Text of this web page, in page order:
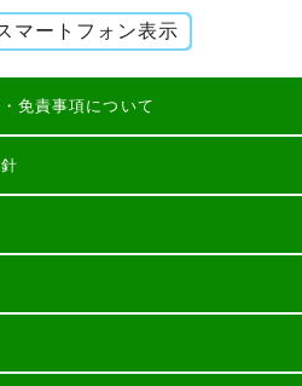
マートフォン表示
免責事項について